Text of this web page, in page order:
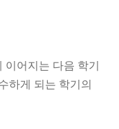
어지는 다음 학기
하게 되는 학기의